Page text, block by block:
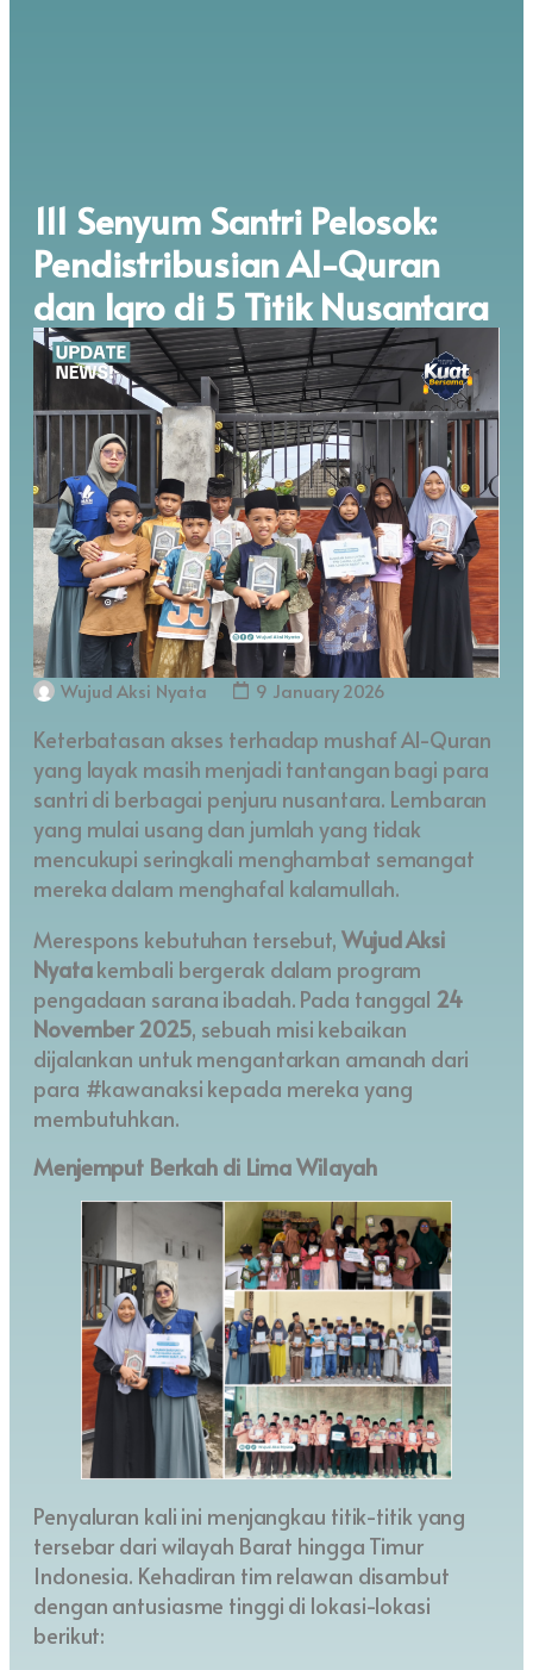
111 Senyum Santri Pelosok:
Pendistribusian Al-Quran
dan Iqro di 5 Titik Nusantara
Wujud Aksi Nyata 9 January 2026
Keterbatasan akses terhadap mushaf Al-Quran
yang layak masih menjadi tantangan bagi para
santri di berbagai penjuru nusantara. Lembaran
yang mulai usang dan jumlah yang tidak
mencukupi seringkali menghambat semangat
mereka dalam menghafal kalamullah.
Merespons kebutuhan tersebut, Wujud Aksi
Nyatakembali bergerak dalam program
pengadaan sarana ibadah. Pada tanggal 24
November 2025, sebuah misi kebaikan
dijalankan untuk mengantarkan amanah dari
para #kawanaksi kepada mereka yang
membutuhkan.
Menjemput Berkah di Lima Wilayah
Penyaluran kali ini menjangkau titik-titik yang
tersebar dari wilayah Barat hingga Timur
Indonesia. Kehadiran tim relawan disambut
dengan antusiasme tinggi di lokasi-lokasi
berikut: